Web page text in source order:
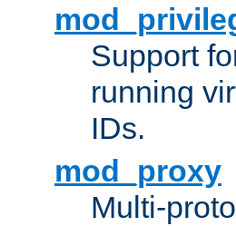
Support
running
IDs.
mod_proxy
Multi-